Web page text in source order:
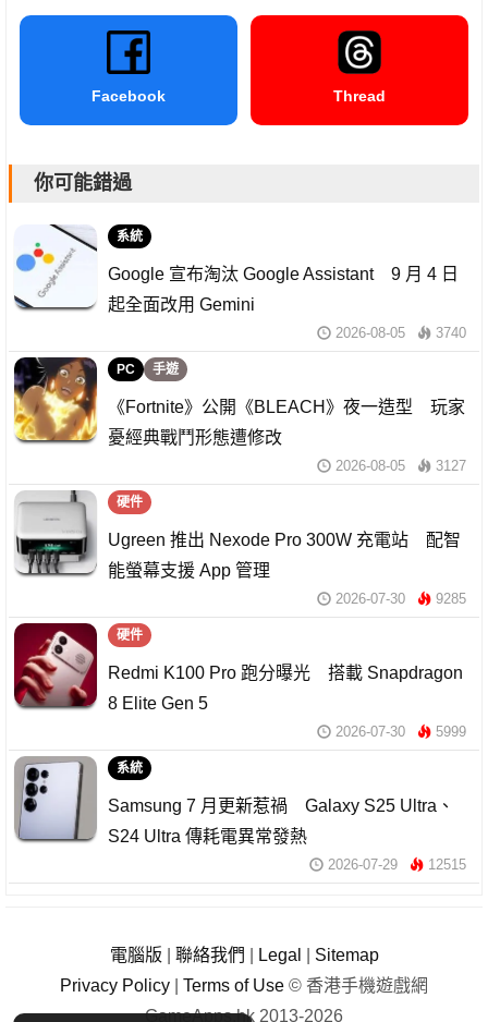
Facebook Thread
你可能錯過
系統
Google 宣布淘汰 Google Assistant 9 月 4 日
起全面改用 Gemini
2026-08-05 3740
PC 手遊
《Fortnite》公開《BLEACH》夜一造型 玩家
憂經典戰鬥形態遭修改
2026-08-05 3127
硬件
Ugreen 推出 Nexode Pro 300W 充電站 配智
能螢幕支援 App 管理
2026-07-30 9285
硬件
Redmi K100 Pro 跑分曝光 搭載 Snapdragon
8 Elite Gen 5
2026-07-30 5999
系統
Samsung 7 月更新惹禍 Galaxy S25 Ultra、
S24 Ultra 傳耗電異常發熱
2026-07-29 12515
電腦版 聯絡我們 Legal
Sitemap
Privacy Policy
Terms of Use © 香港手機遊戲網
GameApps.hk 2013-2026